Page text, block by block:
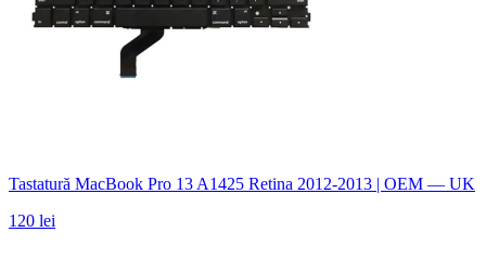
Tastatură MacBook Pro 13 A1425 Retina 2012-2013 | OEM — UK
120 lei